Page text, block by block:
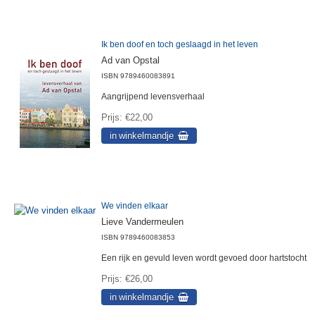
Ik ben doof en toch geslaagd in het leven
Ad van Opstal
ISBN 9789460083891
Aangrijpend levensverhaal
Prijs €22,00
We vinden elkaar
Lieve Vandermeulen
ISBN 9789460083853
Een rijk en gevuld leven wordt gevoed door hartstocht
Prijs €26,00